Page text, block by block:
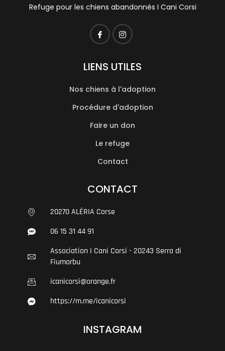
Refuge pour les chiens abandonnés I Cani Corsi
LIENS UTILES
Nos chiens à l'adoption
Procédure d'adoption
Faire un don
Le refuge
Contact
CONTACT
20270 ALÉRIA Corse
06 15 31 44 91
Association I Cani Corsi - 20243 Serra di
Fiumorbu
icanicorsi@orange.fr
https://m.me/icanicorsi
INSTAGRAM